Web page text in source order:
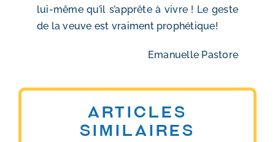
lui-même qu’il s’apprête à vivre ! Le geste
de la veuve est vraiment prophétique!
Emanuelle Pastore
Articles
similaires